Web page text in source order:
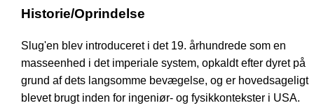
Historie/Oprindelse
Slug'en blev introduceret i det 19. århundrede som en
masseenhed i det imperiale system, opkaldt efter dyret på
grund af dets langsomme bevægelse, og er hovedsageligt
blevet brugt inden for ingeniør- og fysikkontekster i USA.